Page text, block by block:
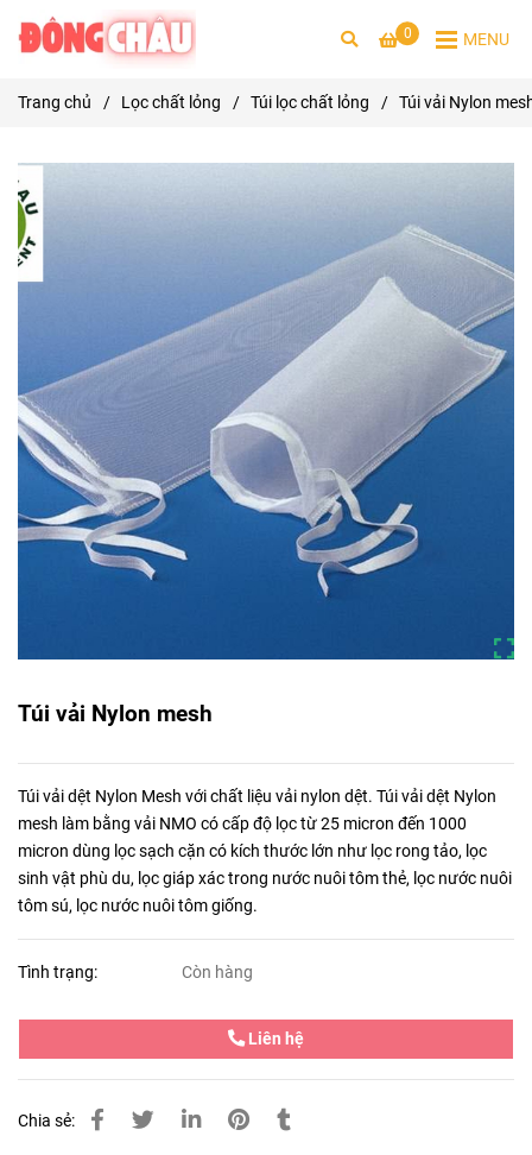
0 MENU
Trang chủ / Lọc chất lỏng / Túi lọc chất lỏng / Túi vải Nylon
Túi vải Nylon mesh
Túi vải dệt Nylon Mesh với chất liệu vải nylon dệt. Túi vải dệt Nylon
mesh làm bằng vải NMO có cấp độ lọc từ 25 micron đến 1000
micron dùng lọc sạch cặn có kích thước lớn như lọc rong tảo, lọc
sinh vật phù du, lọc giáp xác trong nước nuôi tôm thẻ, lọc nước nuôi
tôm sú, lọc nước nuôi tôm giống.
Tình trạng: Còn hàng
Liên hệ
Chia sẻ: